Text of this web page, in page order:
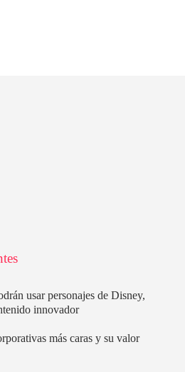
usar personajes de Disney,
innovador
más caras y su valor